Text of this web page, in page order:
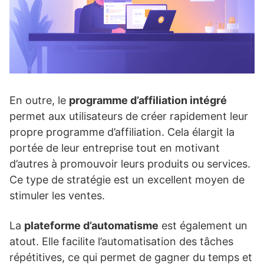
En outre, le programme d’affiliation intégré
permet aux utilisateurs de créer rapidement leur
propre programme d’affiliation. Cela élargit la
portée de leur entreprise tout en motivant
d’autres à promouvoir leurs produits ou services.
Ce type de stratégie est un excellent moyen de
stimuler les ventes.
La plateforme d’automatisme est également un
atout. Elle facilite l’automatisation des tâches
répétitives, ce qui permet de gagner du temps et